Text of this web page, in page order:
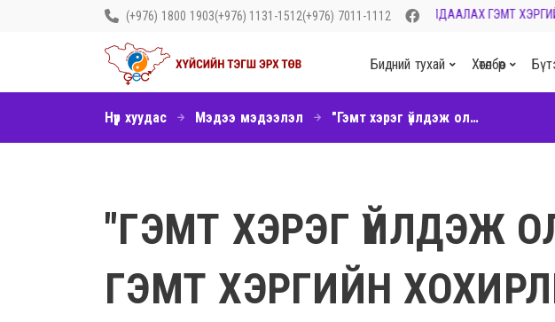
(+976) 1800 1903(+976) 1131-1512(+976) 7011-1112
ЖЕНДЕРТ СУУРИЛСАН ХҮЧИРХИЙЛЭЛ, ХҮН ХУДАЛДААЛАХ ГЭМТ ХЭРГИЙГ
Бидний тухай Хөтөлбөр
Нүүр хуудас Мэдээ мэдээлэл "Гэмт хэрэг үйлдэж олсон хөрөнгө, орлогоор гэмт хэргийн хохирлыг нөхөн төлүүлж буй практик" судалгааны тайлантай танилцана уу.
"ГЭМТ ХЭРЭГ ҮЙЛДЭЖ
ГЭМТ ХЭРГИЙН